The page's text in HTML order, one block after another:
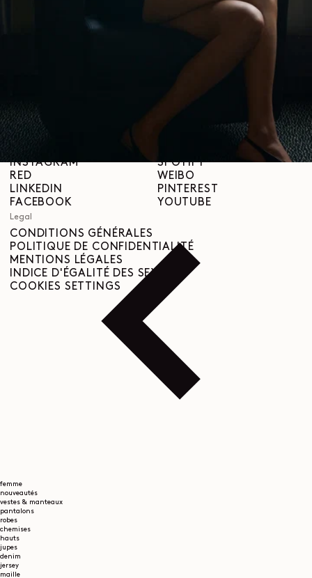
femme
nouveautés
vestes & manteaux
pantalons
robes
chemises
hauts
jupes
denim
jersey
maille
DROIT DE RÉTRACTATION
TRAÇABILITÉ
Social
INSTAGRAM
RED
LINKEDIN
FACEBOOK
SPOTIFY
WEIBO
PINTEREST
YOUTUBE
Legal
CONDITIONS GÉNÉRALES
POLITIQUE DE CONFIDENTIALITÉ
MENTIONS LÉGALES
INDICE D'ÉGALITÉ DES SEXES
COOKIES SETTINGS